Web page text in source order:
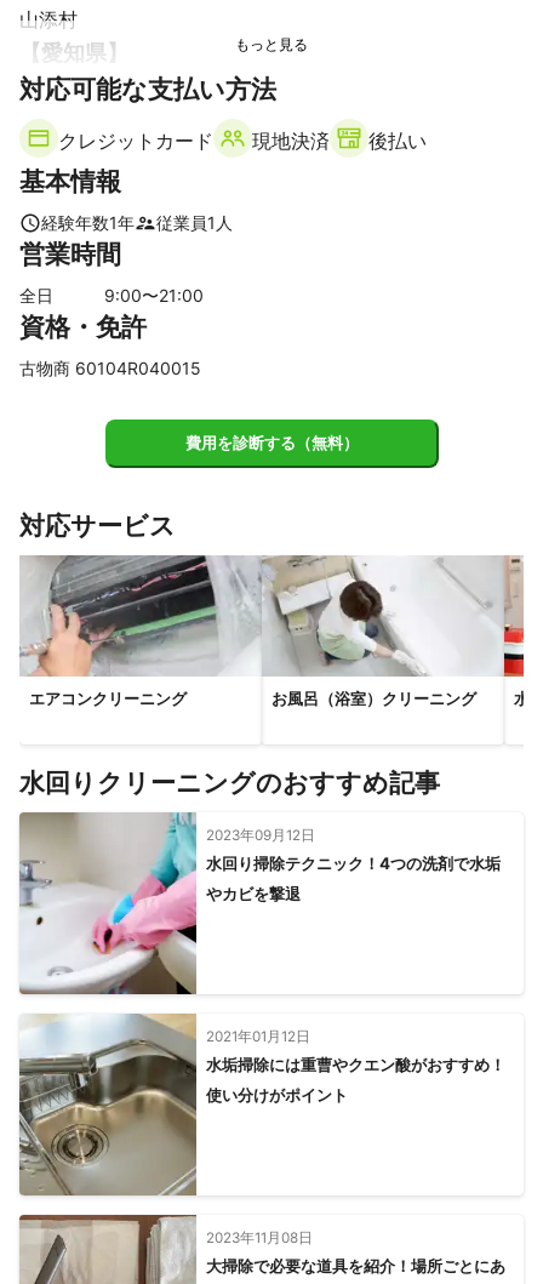
山添村
【愛知県】
弥富市 愛西市 飛島村 津島市
知多市
あま市
【三重県】
亀山市 菰野町
伊賀市
朝日町 川越町
名張市
【京都府】
南山城村 和束町
【滋賀県】
豊郷町 甲良町 栗東市 近江八幡市
守山市 草津市 大津市
対応可能な支払い方法
クレジットカード 現地決済 後払い
基本情報
経験年数1年 従業員1 人
営業時間
全日 9:00〜21:00
資格・免許
古物商 60104R040015
費用を診断する（無料）
対応サービス
エアコンクリーニング お風呂（浴室）クリーニング 水
水回りクリーニングのおすすめ記事
2023年09月12日
水回り掃除テクニック！4つの洗剤で水垢
やカビを撃退
2021年01月12日
水垢掃除には重曹やクエン酸がおすすめ！
使い分けがポイント
2023年11月08日
大掃除で必要な道具を紹介！場所ごとにあ